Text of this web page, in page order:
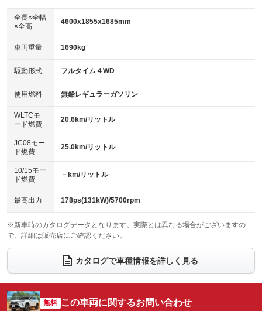
：装備なし
パワーウィンドウ
アイドリングストップ
：装備あり
USB入力端子
：装備あり
100V電源
：装備なし
センターデフロック
：装備なし
電動格納ミラー
：装備あり
：装備あり
革シート
キーレス
HID(キセノンライト)
：装備なし
バックカメラ
：装備あり
エアロ
：装備なし
：装備なし
パワーシート
ベンチシート
：装備なし
チップアップシート
：装備なし
：装備なし ：装備あり
ウォークスルー
：装備なし
電動リアゲート フロントカメラ
：装備あり
：装備あり ：装備あり
サイドカメラ
：装備あり ルーフレール
：装備あり
全長×全幅
×全高
4600x1855x1685mm
車両重量 1690kg
駆動形式 フルタイム４WD
使用燃料 無鉛レギュラーガソリン
WLTCモ
ード燃費
20.6km/リットル
JC08モー
ド燃費
25.0km/リットル
10/15モー
ド燃費
－km/リットル
最高出力 178ps(131kW)/5700rpm
※新車時のカタログデータとなります。実際とは異なる場合がございますの
で、詳細は販売店にご確認ください。
カタログで車種情報を詳しく見る
無料 この車両に関するお問い合わせ